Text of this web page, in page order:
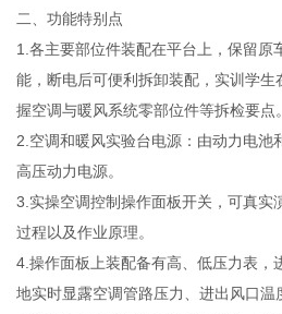
二、功能特别点
1.各主要部位件装配在平台上，保留原
能，断电后可便利拆卸装配，实训学
握空调与暖风系统零部位件等拆检要点。
2.空调和暖风实验台电源：由动力电池
高压动力电源。
3.实操空调控制操作面板开关，可真实
过程以及作业原理。
4.操作面板上装配备有高、低压力表
地实时显露空调管路压力、进出风口温